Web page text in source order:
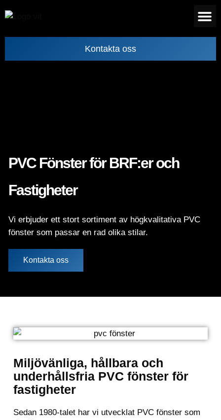
Kontakta oss
PVC Fönster för BRF:er och
Fastigheter
Vi erbjuder ett stort sortiment av högkvalitativa PVC
fönster som passar en rad olika stilar.
Kontakta oss
Miljövänliga, hållbara och
underhållsfria PVC fönster för
fastigheter
Sedan 1980-talet har vi utvecklat PVC fönster som